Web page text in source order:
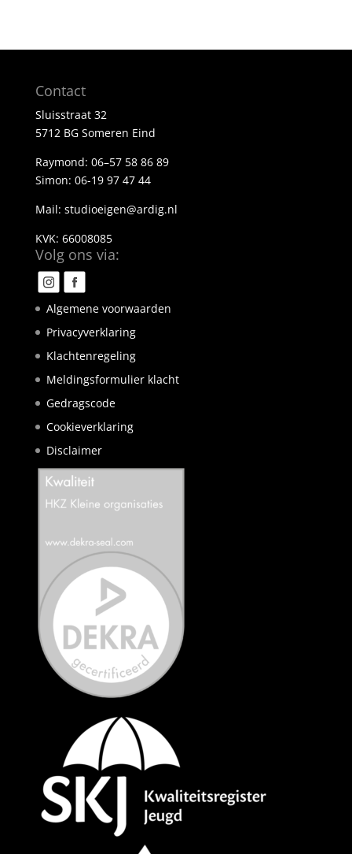
Contact
Sluisstraat 32
5712 BG Someren Eind
Raymond: 06–57 58 86 89
Simon: 06-19 97 47 44
Mail: studioeigen@ardig.nl
KVK: 66008085
Volg ons via:
Algemene voorwaarden
Privacyverklaring
Klachtenregeling
Meldingsformulier klacht
Gedragscode
Cookieverklaring
Disclaimer